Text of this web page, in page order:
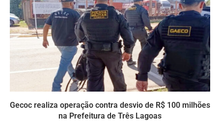
Gecoc realiza operação contra desvio de R$ 100 milhões
na Prefeitura de Três Lagoas